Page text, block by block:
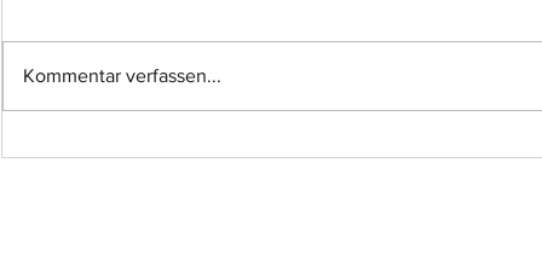
Einsatz-Nr.: 057
Kommentar verfassen...